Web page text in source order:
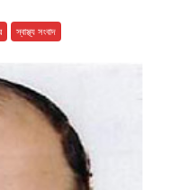
স্বাস্থ্য সংবাদ